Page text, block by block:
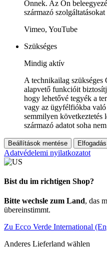
Önnek. Az Ön
származó
Vimeo, YouTube
Szükséges
Mindig aktív
A technikailag
alapvető funkcióit
hogy lehetővé tegyék a
vagy az ügyfélfiókba
semmilyen következtetés
származó adatot soha
Beállítások mentése Elfogadás
Adatvédelemi nyilatkozatot
Bist du im richtigen Shop?
Bitte wechsle zum Land, das
übereinstimmt.
Zu Ecco Verde International
Anderes Lieferland wählen